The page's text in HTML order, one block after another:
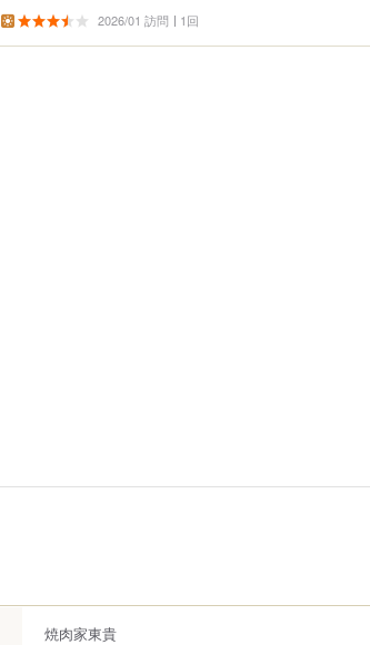
2026/01 訪問 1回
焼肉家東貴